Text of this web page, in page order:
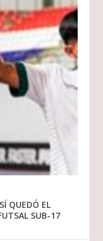
QUEDÓ EL
SUB-17